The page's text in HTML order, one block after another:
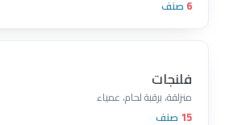
6 صنف
فلنجات
منزلقة، برقبة لحام، عمياء
15 صنف